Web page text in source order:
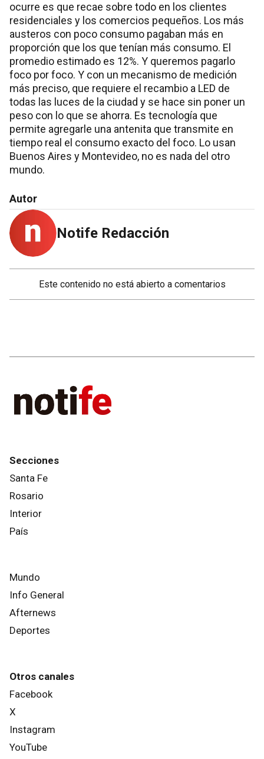
ocurre es que recae sobre todo en los clientes
residenciales y los comercios pequeños. Los más
austeros con poco consumo pagaban más en
proporción que los que tenían más consumo. El
promedio estimado es 12%. Y queremos pagarlo
foco por foco. Y con un mecanismo de medición
más preciso, que requiere el recambio a LED de
todas las luces de la ciudad y se hace sin poner un
peso con lo que se ahorra. Es tecnología que
permite agregarle una antenita que transmite en
tiempo real el consumo exacto del foco. Lo usan
Buenos Aires y Montevideo, no es nada del otro
mundo.
Autor
Notife Redacción
Este contenido no está abierto a comentarios
Secciones
Santa Fe
Rosario
Interior
País
Mundo
Info General
Afternews
Deportes
Otros canales
Facebook
X
Instagram
YouTube